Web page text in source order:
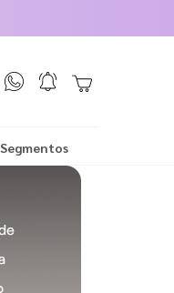
Segmentos